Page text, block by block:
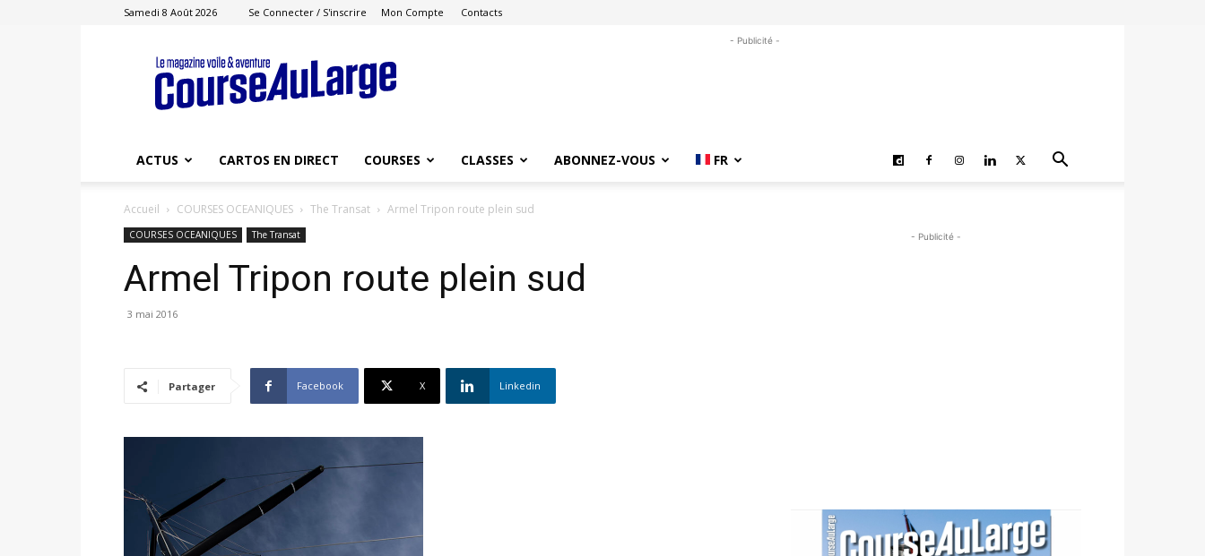
Samedi 8 Août 2026 Se Connecter / S'inscrire Mon Compte Contacts
Course
au
Large
- Publicité -
ACTUS CARTOS EN DIRECT COURSES CLASSES ABONNEZ-VOUS FR
Accueil COURSES OCEANIQUES The Transat Armel Tripon route plein sud
COURSES OCEANIQUES The Transat
Armel Tripon route plein sud
3 mai 2016
Partager Facebook X Linkedin
- Publicité -